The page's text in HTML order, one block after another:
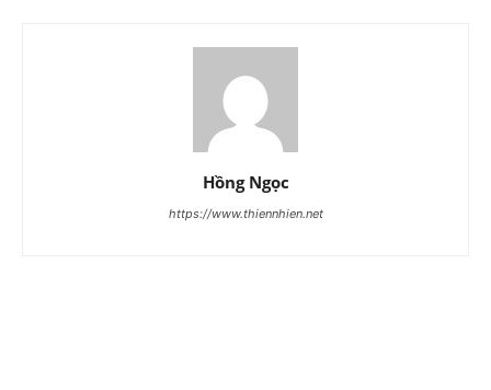
Hồng Ngọc
https://www.thiennhien.net